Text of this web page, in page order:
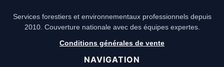
Services forestiers et environnementaux professionnels depuis
2010. Couverture nationale avec des équipes expertes.
Conditions générales de vente
NAVIGATION